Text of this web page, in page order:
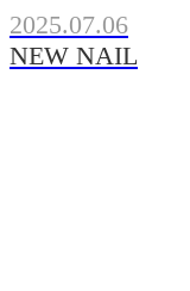
2025.07.06
NEW NAIL